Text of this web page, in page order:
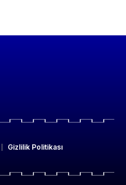
Gizlilik Politikası